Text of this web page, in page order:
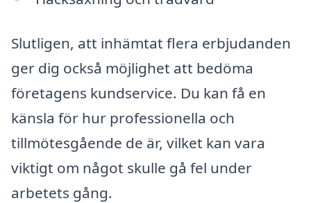
Slutligen, att inhämtat flera erbjudanden
ger dig också möjlighet att bedöma
företagens kundservice. Du kan få en
känsla för hur professionella och
tillmötesgående de är, vilket kan vara
viktigt om något skulle gå fel under
arbetets gång.